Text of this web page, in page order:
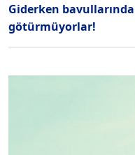
Giderken bavullarında
götürmüyorlar!